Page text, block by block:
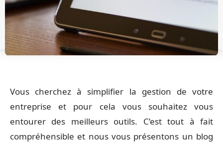
Vous cherchez à simplifier la gestion de votre
entreprise et pour cela vous souhaitez vous
entourer des meilleurs outils. C’est tout à fait
compréhensible et nous vous présentons un blog